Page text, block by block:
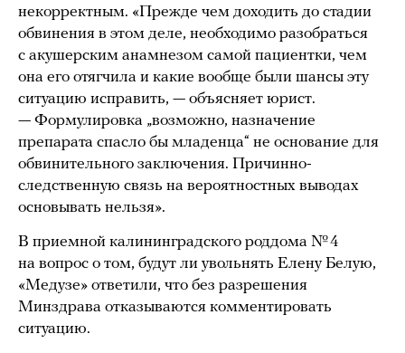
некорректным. «Прежде чем доходить до стадии
обвинения в этом деле, необходимо разобраться
с акушерским анамнезом самой пациентки, чем
она его отягчила и какие вообще были шансы эту
ситуацию исправить, — объясняет юрист.
— Формулировка „возможно, назначение
препарата спасло бы младенца“ не основание для
обвинительного заключения. Причинно-
следственную связь на вероятностных выводах
основывать нельзя».
В приемной калининградского роддома № 4
на вопрос о том, будут ли увольнять Елену Белую,
«Медузе» ответили, что без разрешения
Минздрава отказываются комментировать
ситуацию.